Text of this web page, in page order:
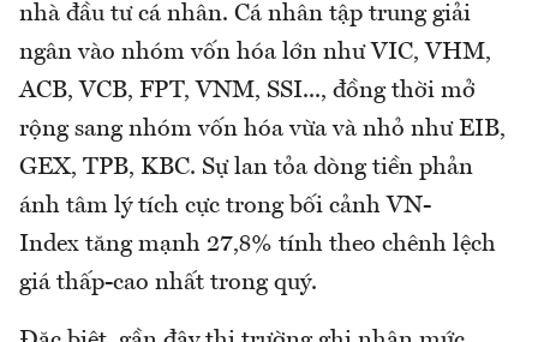
nhà đầu tư cá nhân. Cá nhân tập trung giải
ngân vào nhóm vốn hóa lớn như VIC, VHM,
ACB, VCB, FPT, VNM, SSI..., đồng thời mở
rộng sang nhóm vốn hóa vừa và nhỏ như EIB,
GEX, TPB, KBC. Sự lan tỏa dòng tiền phản
ánh tâm lý tích cực trong bối cảnh VN-
Index tăng mạnh 27,8% tính theo chênh lệch
giá thấp-cao nhất trong quý.